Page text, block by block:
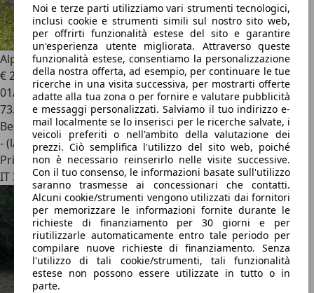
Noi e terze parti utilizziamo vari strumenti tecnologici,
inclusi cookie e strumenti simili sul nostro sito web,
per offrirti funzionalità estese del sito e garantire
un'esperienza utente migliorata. Attraverso queste
funzionalità estese, consentiamo la personalizzazione
della nostra offerta, ad esempio, per continuare le tue
ricerche in una visita successiva, per mostrarti offerte
adatte alla tua zona o per fornire e valutare pubblicità
e messaggi personalizzati. Salviamo il tuo indirizzo e-
mail localmente se lo inserisci per le ricerche salvate, i
veicoli preferiti o nell'ambito della valutazione dei
prezzi. Ciò semplifica l'utilizzo del sito web, poiché
non è necessario reinserirlo nelle visite successive.
Con il tuo consenso, le informazioni basate sull'utilizzo
saranno trasmesse ai concessionari che contatti.
Alcuni cookie/strumenti vengono utilizzati dai fornitori
per memorizzare le informazioni fornite durante le
richieste di finanziamento per 30 giorni e per
riutilizzarle automaticamente entro tale periodo per
compilare nuove richieste di finanziamento. Senza
l'utilizzo di tali cookie/strumenti, tali funzionalità
estese non possono essere utilizzate in tutto o in
parte.
Alpine AltroGTA V6Turbo
€ 28.000
01/1988
73.000 km
Benzina
- (l/100 km)
Privato
IT 31035